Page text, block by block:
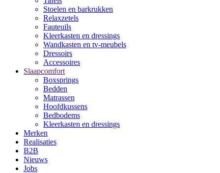
Stoelen en barkrukken
Relaxzetels
Fauteuils
Kleerkasten en dressings
Wandkasten en tv-meubels
Dressoirs
Accessoires
Slaapcomfort
Boxsprings
Bedden
Matrassen
Hoofdkussens
Bedbodems
Kleerkasten en dressings
Merken
Realisaties
B2B
Nieuws
Jobs